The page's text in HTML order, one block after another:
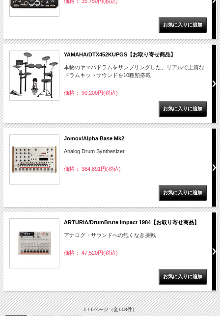
価格： 35,750円(税込)
YAMAHA/DTX452KUPGS【お取り寄せ商品】
本物のヤマハドラムをサンプリングした、リアルで上質な
ドラムキットサウンドを10種類搭載
価格： 90,200円(税込)
Jomox/Alpha Base Mk2
Analog Drum Synthesizer
価格： 384,891円(税込)
ARTURIA/DrumBrute Impact 1984【お取り寄せ商品】
アナログ・サウンドへの飽くなき挑戦
価格： 47,520円(税込)
1 / 6ページ（全118件）